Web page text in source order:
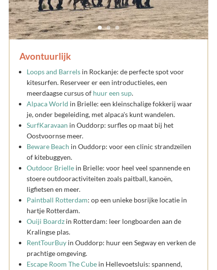
Avontuurlijk
Loops and Barrels in Rockanje: de perfecte spot voor
kitesurfen. Reserveer er een introductieles, een
meerdaagse cursus of huur een sup.
Alpaca World in Brielle: een kleinschalige fokkerij waar
je, onder begeleiding, met alpaca's kunt wandelen.
SurfKaravaan in Ouddorp: surfles op maat bij het
Oostvoornse meer.
Beware Beach in Ouddorp: voor een clinic strandzeilen
of kitebuggyen.
Outdoor Brielle in Brielle: voor heel veel spannende en
stoere outdooractiviteiten zoals paitball, kanoën,
ligfietsen en meer.
Paintball Rotterdam: op een unieke bosrijke locatie in
hartje Rotterdam.
Ouiji Boardz in Rotterdam: leer longboarden aan de
Kralingse plas.
RentTourBuy in Ouddorp: huur een Segway en verken de
prachtige omgeving.
Escape Room The Cube in Hellevoetsluis: spannend,